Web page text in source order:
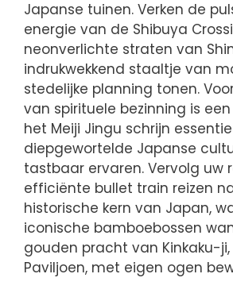
Japanse tuinen. Verken de
energie van de Shibuya
neonverlichte straten van
indrukwekkend staaltje van
stedelijke planning tonen.
van spirituele bezinning is
het Meiji Jingu schrijn
diepgewortelde Japanse
tastbaar ervaren. Vervolg uw
efficiënte bullet train reizen
historische kern van Japan,
iconische bamboebossen
gouden pracht van Kinkaku-
Paviljoen, met eigen ogen